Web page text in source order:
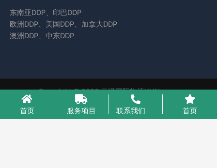
东南亚DDP、印巴DDP
欧洲DDP、美国DDP、加拿大DDP
澳洲DDP、中东DDP
Copyright © 2026 云泽国际物流YUNcargo
粤ICP备2023046221号-1
首页 服务项目 联系我们 首页